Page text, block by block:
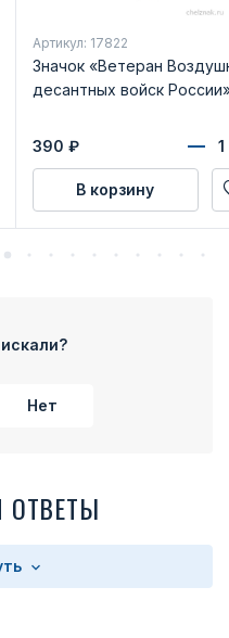
Артикул: 17822
Значок «Ветеран
десантных войск
390 ₽
В корзину
Нет